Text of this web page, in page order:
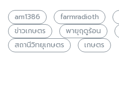
am1386 farmradioth
ข่าวเกษตร
พายุฤดูร้อน
สถานีวิทยุเกษตร
เกษตร